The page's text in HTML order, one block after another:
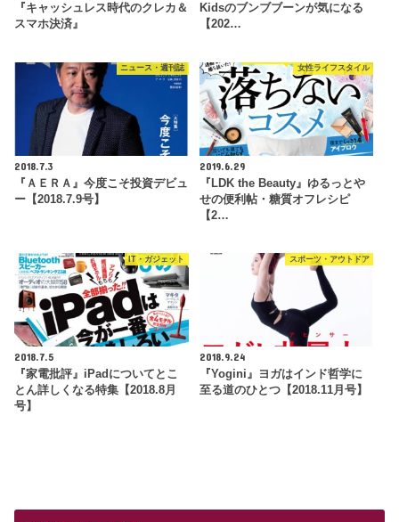
『キャッシュレス時代のクレカ＆
スマホ決済』
Kidsのブンブブーンが気になる
【202…
ニュース・週刊誌
2018.7.3
『ＡＥＲＡ』今度こそ投資デビュ
ー【2018.7.9号】
女性ライフスタイル
2019.6.29
『LDK the Beauty』ゆるっとや
せの便利帖・糖質オフレシピ
【2…
IT・ガジェット
2018.7.5
『家電批評』iPadについてとこ
とん詳しくなる特集【2018.8月
号】
スポーツ・アウトドア
2018.9.24
『Yogini』ヨガはインド哲学に
至る道のひとつ【2018.11月号】